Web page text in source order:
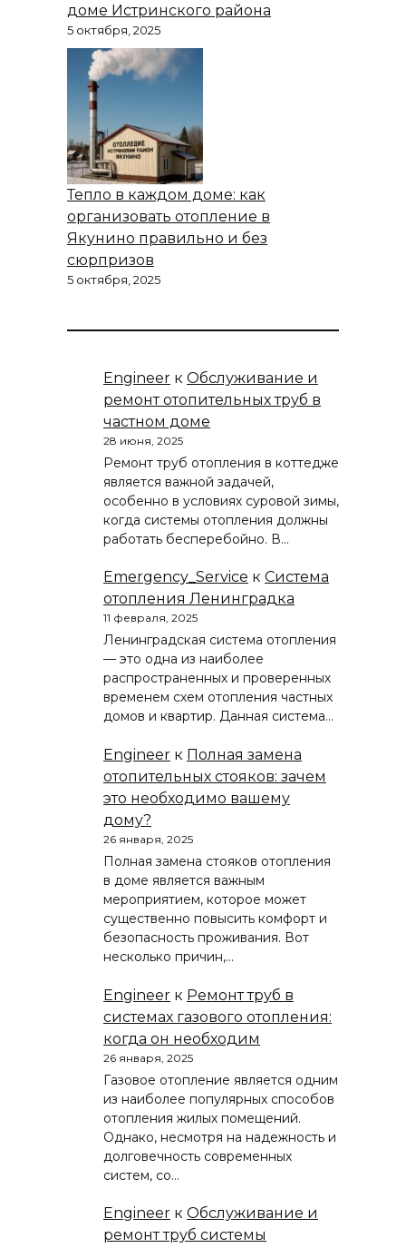
доме Истринского района
5 октября, 2025
Тепло в каждом доме: как
организовать отопление в
Якунино правильно и без
сюрпризов
5 октября, 2025
Engineer к Обслуживание и
ремонт отопительных труб в
частном доме
28 июня, 2025
Ремонт труб отопления в коттедже
является важной задачей,
особенно в условиях суровой зимы,
когда системы отопления должны
работать бесперебойно. В…
Emergency_Service к Система
отопления Ленинградка
11 февраля, 2025
Ленинградская система отопления
— это одна из наиболее
распространенных и проверенных
временем схем отопления частных
домов и квартир. Данная система…
Engineer к Полная замена
отопительных стояков: зачем
это необходимо вашему
дому?
26 января, 2025
Полная замена стояков отопления
в доме является важным
мероприятием, которое может
существенно повысить комфорт и
безопасность проживания. Вот
несколько причин,…
Engineer к Ремонт труб в
системах газового отопления:
когда он необходим
26 января, 2025
Газовое отопление является одним
из наиболее популярных способов
отопления жилых помещений.
Однако, несмотря на надежность и
долговечность современных
систем, со…
Engineer к Обслуживание и
ремонт труб системы